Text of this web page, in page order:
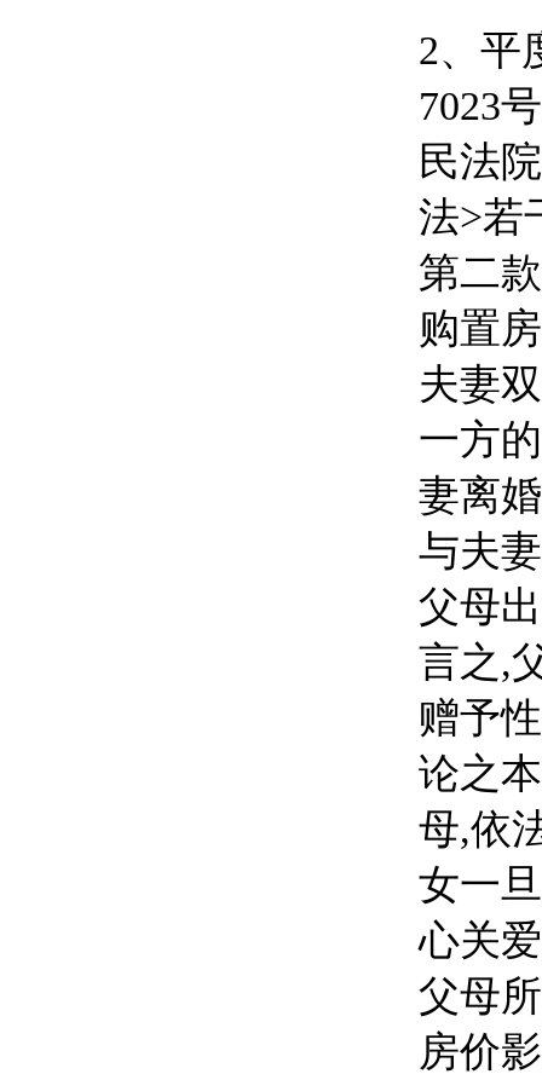
2、 平
7023号
民法
法>若
第二
购置
夫妻
一方
妻离
与夫
父母
言之,
赠予
论之
母,依
女一旦
心关
父母
房价